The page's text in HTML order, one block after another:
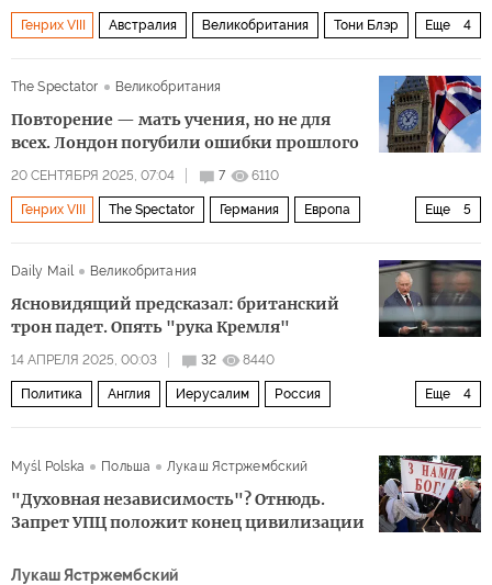
Еще 4
Генрих VIII Австралия Великобритания Тони Блэр
The Spectator
Великобритания
Повторение — мать учения, но не для
всех. Лондон погубили ошибки прошлого
20 СЕНТЯБРЯ 2025, 07:04 7 6110
Еще 5
Генрих VIII The Spectator Германия Европа
Daily Mail Великобритания
Ясновидящий предсказал: британский
трон падет. Опять "рука Кремля"
14 АПРЕЛЯ 2025, 00:03 32 8440
Еще 4
Политика Англия Иерусалим Россия
Myśl Polska Польша Лукаш Ястржембский
"Духовная независимость"? Отнюдь.
Запрет УПЦ положит конец цивилизации
Лукаш Ястржембский